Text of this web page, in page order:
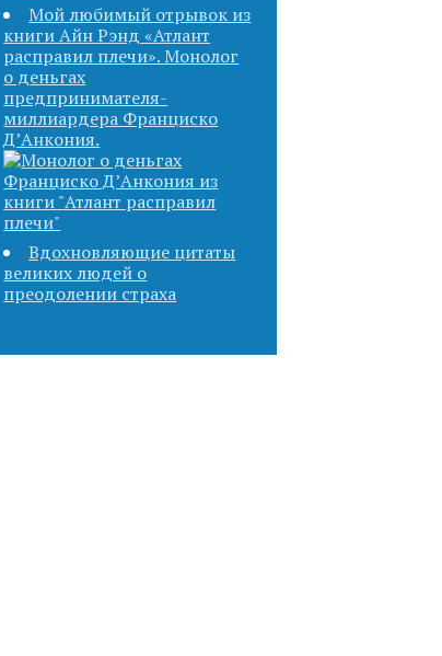
Мой любимый отрывок из
книги Айн Рэнд «Атлант
расправил плечи». Монолог
о деньгах
предпринимателя-
миллиардера Франциско
Д’Анкония.
Вдохновляющие цитаты
великих людей о
преодолении страха